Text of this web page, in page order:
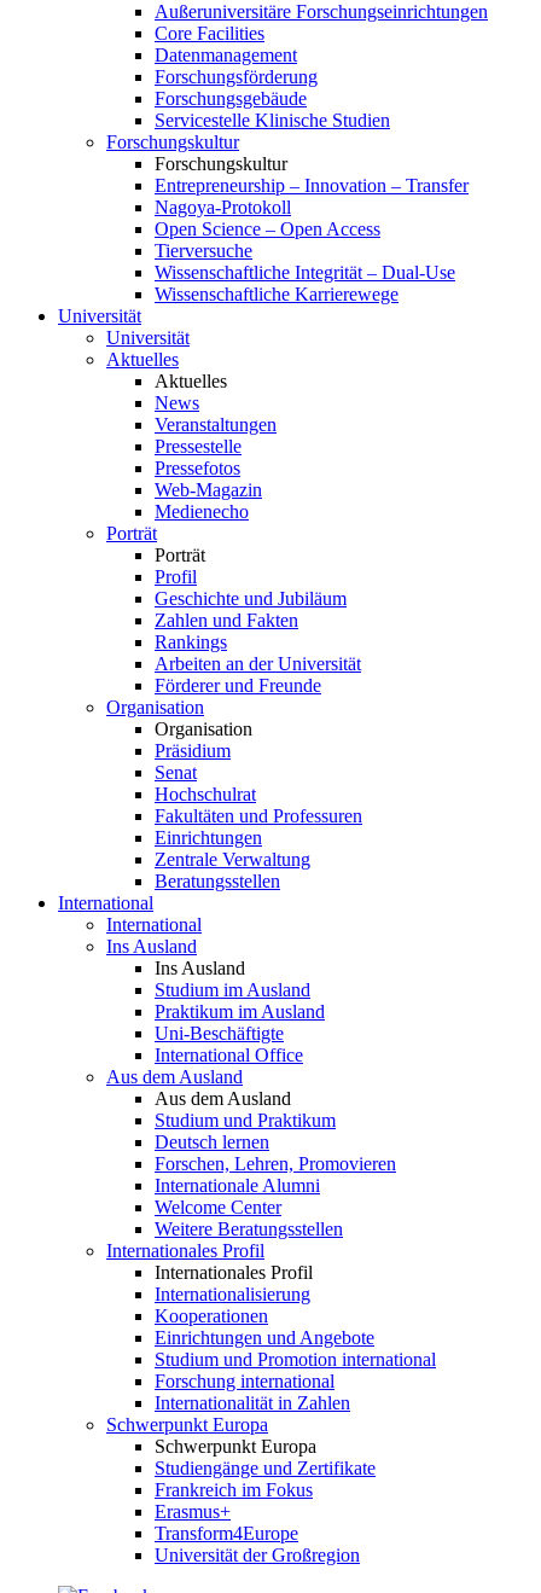
Außeruniversitäre Forschungseinrichtungen
Core Facilities
Datenmanagement
Forschungsförderung
Forschungsgebäude
Servicestelle Klinische Studien
Forschungskultur
Forschungskultur
Entrepreneurship – Innovation – Transfer
Nagoya-Protokoll
Open Science – Open Access
Tierversuche
Wissenschaftliche Integrität – Dual-Use
Wissenschaftliche Karrierewege
Universität
Universität
Aktuelles
Aktuelles
News
Veranstaltungen
Pressestelle
Pressefotos
Web-Magazin
Medienecho
Porträt
Porträt
Profil
Geschichte und Jubiläum
Zahlen und Fakten
Rankings
Arbeiten an der Universität
Förderer und Freunde
Organisation
Organisation
Präsidium
Senat
Hochschulrat
Fakultäten und Professuren
Einrichtungen
Zentrale Verwaltung
Beratungsstellen
International
International
Ins Ausland
Ins Ausland
Studium im Ausland
Praktikum im Ausland
Uni-Beschäftigte
International Office
Aus dem Ausland
Aus dem Ausland
Studium und Praktikum
Deutsch lernen
Forschen, Lehren, Promovieren
Internationale Alumni
Welcome Center
Weitere Beratungsstellen
Internationales Profil
Internationales Profil
Internationalisierung
Kooperationen
Einrichtungen und Angebote
Studium und Promotion international
Forschung international
Internationalität in Zahlen
Schwerpunkt Europa
Schwerpunkt Europa
Studiengänge und Zertifikate
Frankreich im Fokus
Erasmus+
Transform4Europe
Universität der Großregion